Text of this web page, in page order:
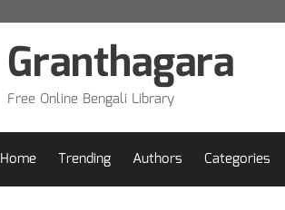
Granthagara
Free Online Bengali Library
Home Trending Authors Categories